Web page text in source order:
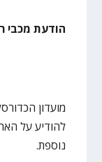
הודעת מכבי
מועדון
להודיע על
נוספת.